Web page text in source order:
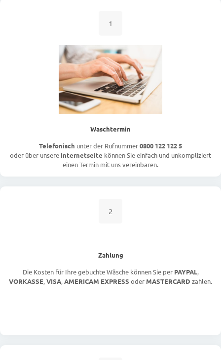
1
Waschtermin
Telefonisch unter der Rufnummer0800 122 122 5
oder über unsere Internetseite können Sie einfach und unkompliziert
einen Termin mit uns vereinbaren.
2
Zahlung
Die Kosten für Ihre gebuchte Wäsche können Sie per PAYPAL,
VORKASSE,VISA,AMERICAM EXPRESS oder MASTERCARD zahlen.